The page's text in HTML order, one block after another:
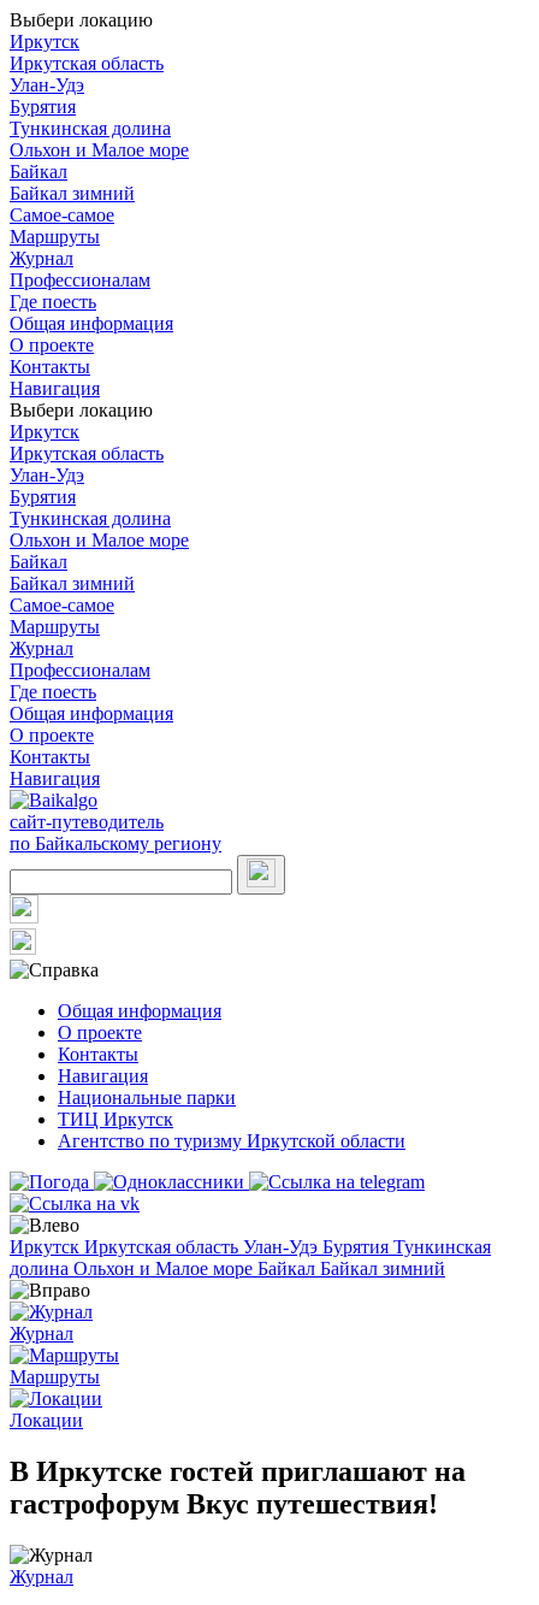
Выбери локацию
Иркутск
Иркутская область
Улан-Удэ
Бурятия
Тункинская долина
Ольхон и Малое море
Байкал
Байкал зимний
Самое-самое
Маршруты
Журнал
Профессионалам
Где поесть
Общая информация
О проекте
Контакты
Навигация
Выбери локацию
Иркутск
Иркутская область
Улан-Удэ
Бурятия
Тункинская долина
Ольхон и Малое море
Байкал
Байкал зимний
Самое-самое
Маршруты
Журнал
Профессионалам
Где поесть
Общая информация
О проекте
Контакты
Навигация
сайт-путеводитель
по Байкальскому региону
Общая информация
О проекте
Контакты
Навигация
Национальные парки
ТИЦ Иркутск
Агентство по туризму Иркутской области
Иркутск Иркутская область Улан-Удэ Бурятия Тункинская
долина Ольхон и Малое море Байкал Байкал зимний
Журнал
Маршруты
Локации
В Иркутске гостей приглашают на
гастрофорум Вкус путешествия!
Журнал